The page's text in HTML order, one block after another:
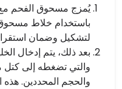
يُمزج مسحوق الفحم مع
باستخدام خلاط
لتشكيل وضمان
بعد ذلك، يتم إدخال
والتي تضغطه إلى
والحجم المحددين. هذه